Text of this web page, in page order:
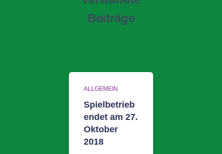
Beiträge
ALLGEMEIN
Spielbetrieb
endet am 27.
Oktober
2018